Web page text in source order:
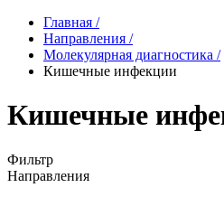
Главная /
Направления /
Молекулярная диагностика /
Кишечные инфекции
Кишечные
Фильтр
Направления